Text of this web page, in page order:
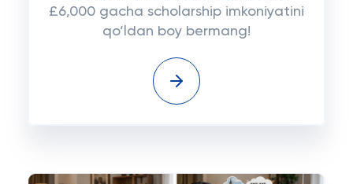
£6,000 gacha scholarship imkoniyatini
qo‘ldan boy bermang!